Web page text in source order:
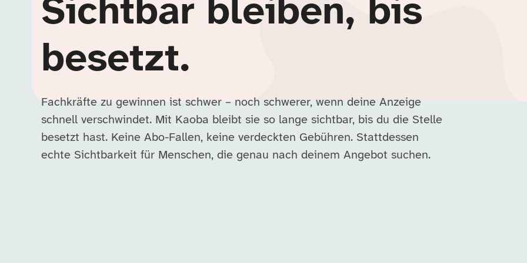
Sichtbar bleiben, bis
besetzt.
Fachkräfte zu gewinnen ist schwer – noch schwerer, wenn deine Anzeige
schnell verschwindet. Mit Kaoba bleibt sie so lange sichtbar, bis du die Stelle
besetzt hast. Keine Abo-Fallen, keine verdeckten Gebühren. Stattdessen
echte Sichtbarkeit für Menschen, die genau nach deinem Angebot suchen.